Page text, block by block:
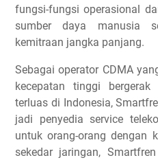
fungsi-fungsi operasional
sumber daya manusia
kemitraan jangka panjang.
Sebagai operator CDMA
kecepatan tinggi
terluas di Indonesia,
jadi penyedia service
untuk orang-orang dengan
sekedar jaringan,